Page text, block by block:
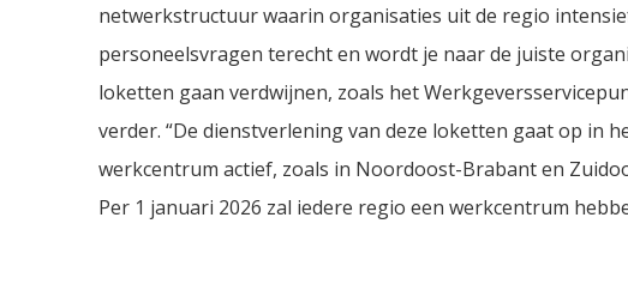
netwerkstructuur waarin organisaties uit de regio
personeelsvragen terecht en wordt je naar de juiste
loketten gaan verdwijnen, zoals het
verder. “De dienstverlening van deze loketten gaat op in
werkcentrum actief, zoals in Noordoost-Brabant en
Per 1 januari 2026 zal iedere regio een werkcentrum